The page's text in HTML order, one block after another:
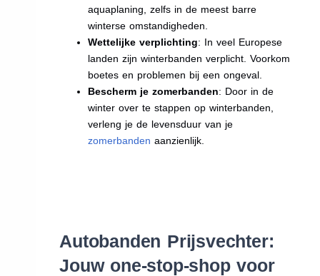
aquaplaning, zelfs in de meest barre
winterse omstandigheden.
Wettelijke verplichting: In veel Europese
landen zijn winterbanden verplicht. Voorkom
boetes en problemen bij een ongeval.
Bescherm je zomerbanden: Door in de
winter over te stappen op winterbanden,
verleng je de levensduur van je
zomerbanden aanzienlijk.
Autobanden Prijsvechter:
Jouw one-stop-shop voor